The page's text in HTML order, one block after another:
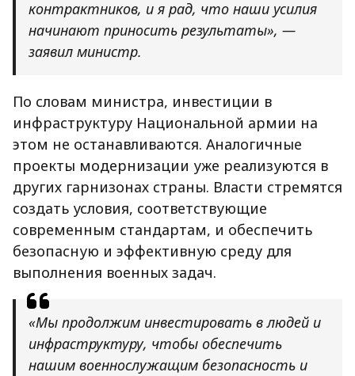
контрактников, и я рад, что наши усилия
начинают приносить результаты», —
заявил министр.
По словам министра, инвестиции в
инфраструктуру Национальной армии на
этом не останавливаются. Аналогичные
проекты модернизации уже реализуются в
других гарнизонах страны. Власти стремятся
создать условия, соответствующие
современным стандартам, и обеспечить
безопасную и эффективную среду для
выполнения военных задач.
«Мы продолжим инвестировать в людей и
инфраструктуру, чтобы обеспечить
нашим военнослужащим безопасность и